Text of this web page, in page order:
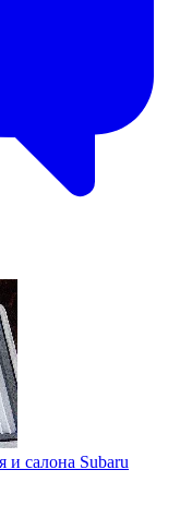
и салона Subaru